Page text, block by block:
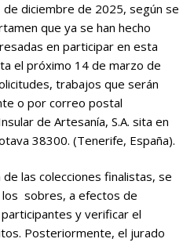
diciembre de 2025, según se
que ya se han hecho
en participar en esta
el próximo 14 de marzo de
trabajos que serán
o por correo postal
de Artesanía, S.A. sita en
38300. (Tenerife, España).
las colecciones finalistas, se
sobres, a efectos de
y verificar el
Posteriormente, el jurado